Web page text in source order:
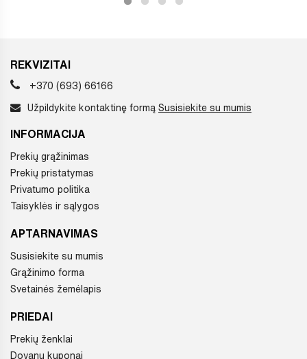
REKVIZITAI
+370 (693) 66166
Užpildykite kontaktinę formą Susisiekite su mumis
INFORMACIJA
Prekių grąžinimas
Prekių pristatymas
Privatumo politika
Taisyklės ir sąlygos
APTARNAVIMAS
Susisiekite su mumis
Grąžinimo forma
Svetainės žemėlapis
PRIEDAI
Prekių ženklai
Dovanų kuponai